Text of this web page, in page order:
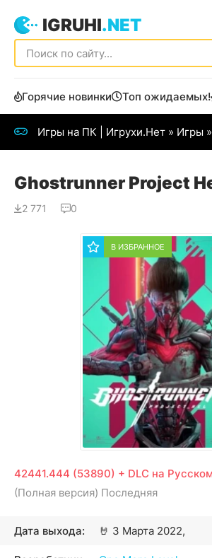
IGRUHI.NET
Горячие новинки Топ ожидаемых!
Игры на ПК | Игрухи.Нет » Игры »
Ghostrunner Project
2 771 0
В ИЗБРАННОЕ
42441.444 (53890) + DLC на
(Полная версия) Последняя
🤘
Дата выхода: 3 Марта 2022,